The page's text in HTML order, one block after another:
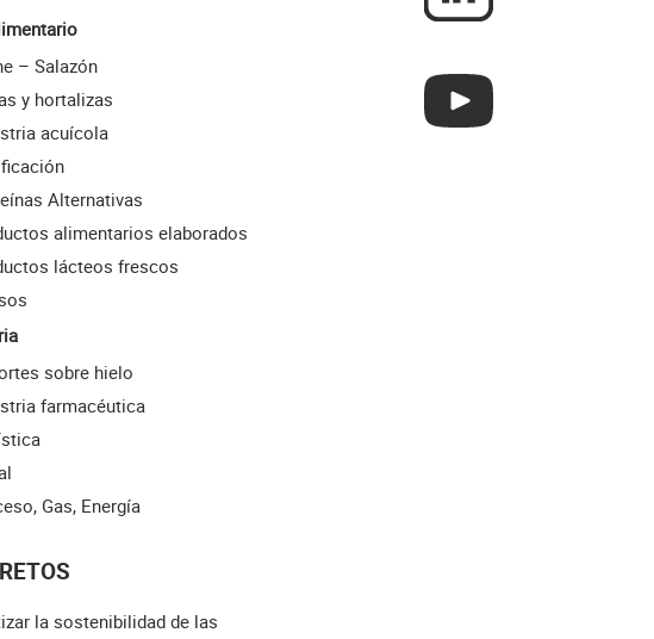
– Salazón
y hortalizas
acuícola
Alternativas
alimentarios elaborados
lácteos frescos
sobre hielo
farmacéutica
Gas, Energía
la sostenibilidad de las